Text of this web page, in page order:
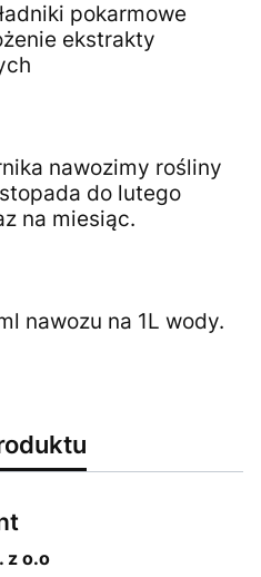
pokarmowe
ekstrakty
nawozimy rośliny
do lutego
na miesiąc.
nawozu na 1L wody.
z o.o